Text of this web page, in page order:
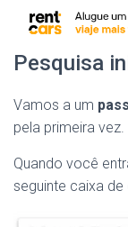
Pesquisa
Vamos a um
pela primeira vez.
Quando você
seguinte caixa de